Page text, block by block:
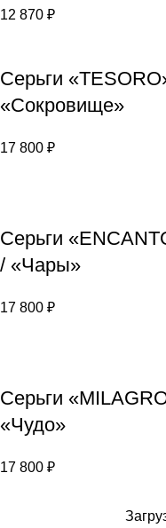
12 870 ₽
Серьги
«Сокровище»
17 800 ₽
Серьги
/ «Чары»
17 800 ₽
Серьги
«Чудо»
17 800 ₽